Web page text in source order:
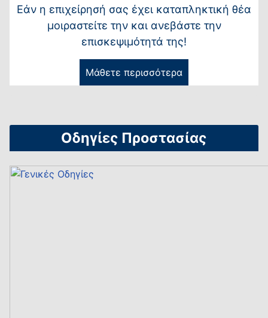
Εάν η επιχείρησή σας έχει καταπληκτική θέα
μοιραστείτε την και ανεβάστε την
επισκεψιμότητά της!
Μάθετε περισσότερα
Οδηγίες Προστασίας